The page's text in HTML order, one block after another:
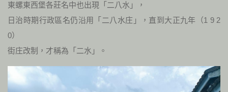
東螺東西堡各莊名中也出現「二八水」，
日治時期行政區名仍沿用「二八水庄」，直到大正九年（1 9 2
0）
街庄改制，才稱為「二水」。